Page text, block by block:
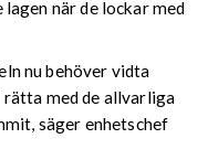
när de lockar med
nu behöver vidta
med de allvarliga
säger enhetschef